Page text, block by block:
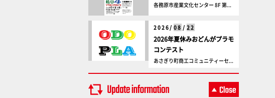
各務原市産業文化センター 8F 第...
2026/ 08 / 22
2026年夏休みおどんがプラモ
コンテスト
あさぎり町商工コミュニティーセ...